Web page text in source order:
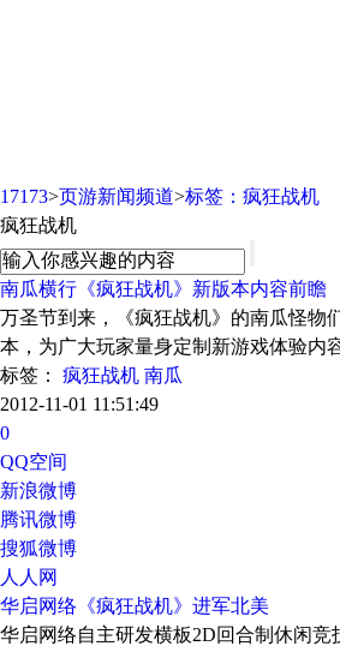
17173>页游新闻频道>标签：疯狂战机
疯狂战机
南瓜横行《疯狂战机》新版本内容前瞻
万圣节到来，《疯狂战机》的南瓜怪物
本，为广大玩家量身定制新游戏体验内
标签：
疯狂战机 南瓜
2012-11-01 11:51:49
0
QQ空间
新浪微博
腾讯微博
搜狐微博
人人网
华启网络《疯狂战机》进军北美
华启网络自主研发横板2D回合制休闲